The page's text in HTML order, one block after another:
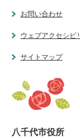
お問い合わせ
ウェブアクセシビ
サイトマップ
八千代市役所